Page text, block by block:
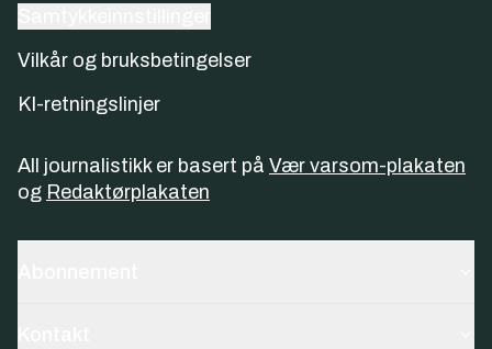
Vilkår og bruksbetingelser
KI-retningslinjer
All journalistikk er basert på Vær varsom-plakaten
og Redaktørplakaten